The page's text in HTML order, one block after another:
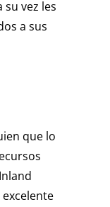
vez les
a sus
que lo